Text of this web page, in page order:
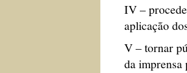
IV –
aplicação
V – tornar
da imprensa